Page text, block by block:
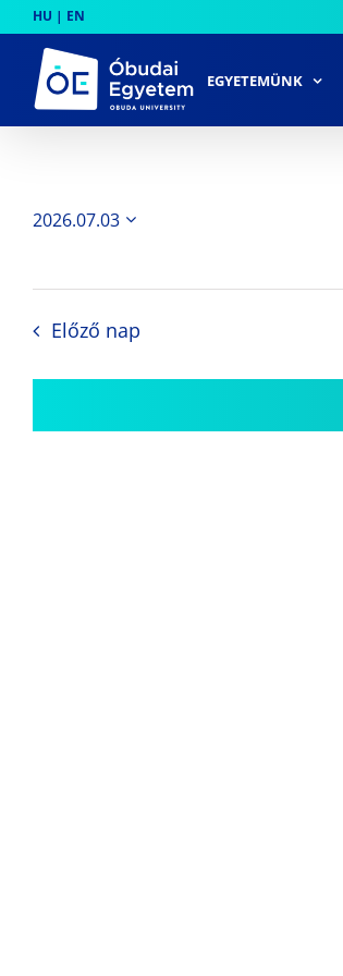
to
content
HU | EN
EGYETEMÜNK
2026.07.03
Előző nap